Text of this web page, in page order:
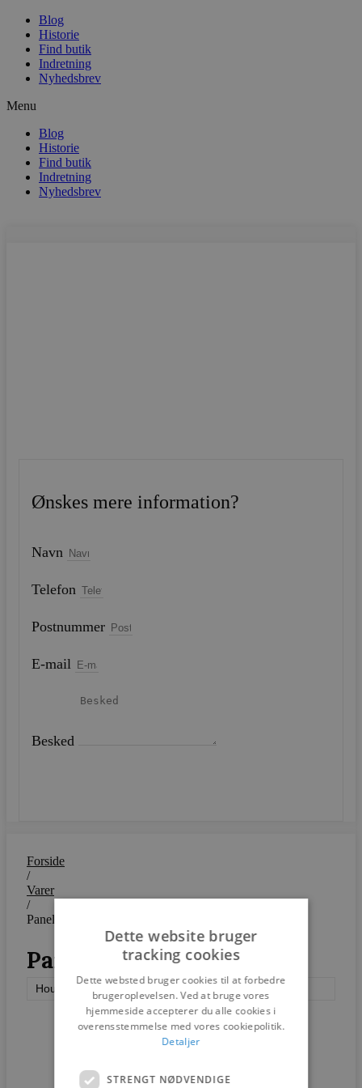
Blog
Historie
Find butik
Indretning
Nyhedsbrev
Menu
Blog
Historie
Find butik
Indretning
Nyhedsbrev
Ønskes mere information?
Navn
Telefon
Postnummer
E-mail
Besked
Forside
/
Varer
/
Panelsystem
Panelsystem
House of Finn Juhl
Dette website bruger
tracking cookies
Dette websted bruger cookies til at forbedre
brugeroplevelsen. Ved at bruge vores
hjemmeside accepterer du alle cookies i
overensstemmelse med vores cookiepolitik.
Detaljer
STRENGT NØDVENDIGE